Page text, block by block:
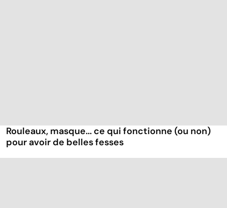
Rouleaux, masque... ce qui fonctionne (ou non)
pour avoir de belles fesses